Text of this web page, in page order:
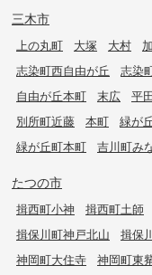
三木市
上の丸町 大塚 大村
志染町西自由が丘
志染
自由が丘本町
末広 平田
別所町近藤
本町 緑が
緑が丘町本町
吉川町み
たつの市
揖西町小神 揖西町土師
揖保川町神戸北山
揖保
神岡町大住寺
神岡町東